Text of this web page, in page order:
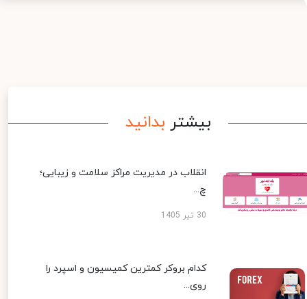
بیشتر بدانید
انقلاب در مدیریت مراکز سلامت و زیبایی؛
چ...
30 تیر 1405
کدام بروکر کمترین کمیسیون و اسپرد را
روی...